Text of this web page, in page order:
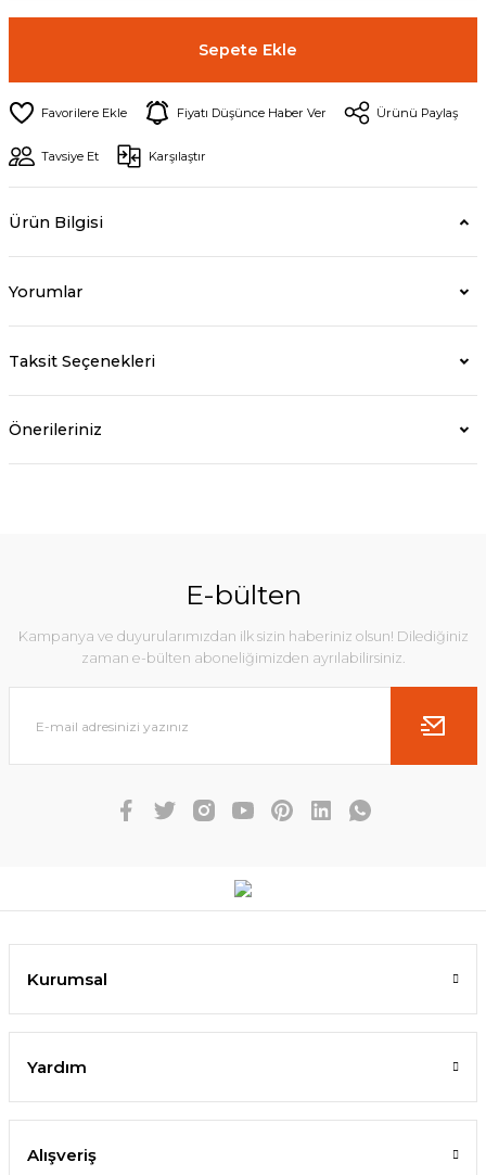
Sepete Ekle
Fiyatı Düşünce Haber Ver Ürünü Paylaş
Tavsiye Et Karşılaştır
Ürün Bilgisi
Yorumlar
Taksit Seçenekleri
Önerileriniz
E-bülten
Kampanya ve duyurularımızdan ilk sizin haberiniz olsun! Dilediğiniz
zaman e-bülten aboneliğimizden ayrılabilirsiniz.
Kurumsal
Yardım
Alışveriş